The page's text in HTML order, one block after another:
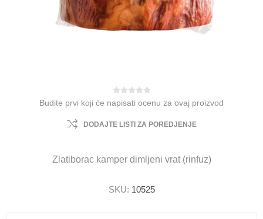
Budite prvi koji će napisati ocenu za ovaj proizvod
DODAJTE LISTI ZA POREDJENJE
Zlatiborac kamper dimljeni vrat (rinfuz)
SKU: 10525